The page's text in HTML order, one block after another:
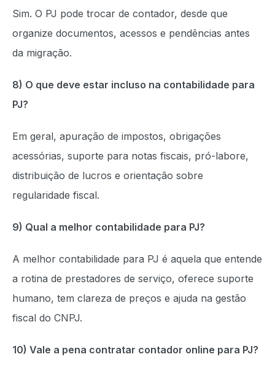
Sim. O PJ pode trocar de contador, desde que
organize documentos, acessos e pendências antes
da migração.
8) O que deve estar incluso na contabilidade para
PJ?
Em geral, apuração de impostos, obrigações
acessórias, suporte para notas fiscais, pró-labore,
distribuição de lucros e orientação sobre
regularidade fiscal.
9) Qual a melhor contabilidade para PJ?
A melhor contabilidade para PJ é aquela que entende
a rotina de prestadores de serviço, oferece suporte
humano, tem clareza de preços e ajuda na gestão
fiscal do CNPJ.
10) Vale a pena contratar contador online para PJ?